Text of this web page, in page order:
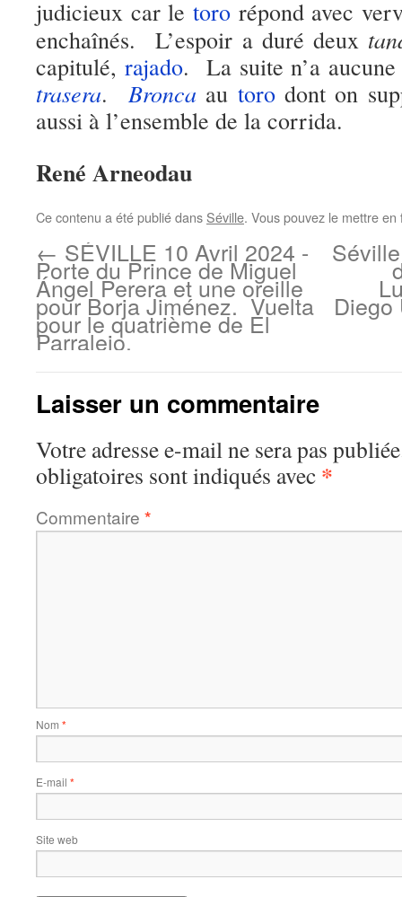
judicieux car le toro répond avec
enchaînés. L’espoir a duré deux
capitulé, rajado. La suite n’a
trasera. Bronca au torodont on
aussi à l’ensemble de la corrida.
René Arneodau
Ce contenu a été publié dans Séville. Vous pouvez le mettre
← SÉVILLE 10 Avril 2024 -
Porte du Prince de Miguel
Ángel Perera et une oreille
pour Borja Jiménez. Vuelta
pour le quatrième de El
Parralejo.
Diego
Laisser un commentaire
Votre adresse e-mail ne sera pas
obligatoires sont indiqués avec *
Commentaire *
Nom *
E-mail *
Site web